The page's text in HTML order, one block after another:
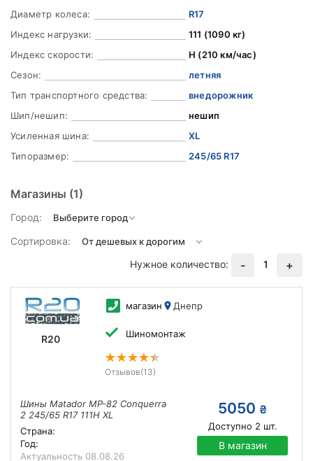
Диаметр колеса:
R17
Индекс нагрузки:
111 (1090 кг)
Индекс скорости:
H (210 км/час)
Сезон:
летняя
Тип транспортного средства:
внедорожник
Шип/нешип:
нешип
Усиленная шина:
XL
Типоразмер:
245/65 R17
Магазины (1)
Город:
Сортировка:
Нужное количество:
- 1 +
R20
магазин Днепр
Шиномонтаж
Отзывов(13)
Шины Matador MP-82 Conquerra
2 245/65 R17 111H XL
Страна:
Год:
Актуальность 08.08.26
5050 ₴
Доступно 2 шт.
В магазин